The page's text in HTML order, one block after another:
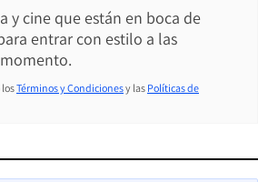
y cine que están en boca de
entrar con estilo a las
Términos y Condicionesy las Políticas de